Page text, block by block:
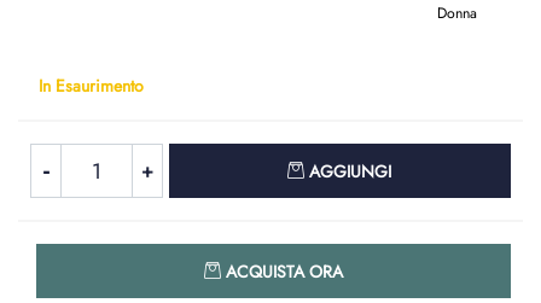
Donna
In Esaurimento
AGGIUNGI
ACQUISTA ORA